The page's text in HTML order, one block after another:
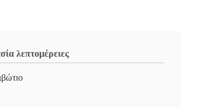
λεπτομέρειες